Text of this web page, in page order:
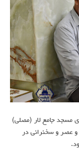
مسجد جامع لار (مصلی)
عصر و سخنرانی در